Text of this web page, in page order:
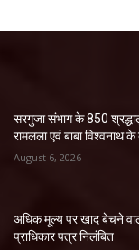
सरगुजा संभाग के 850
रामलला एवं बाबा विश्वनाथ
August 6, 2026
अधिक मूल्य पर खाद बेचने
प्राधिकार पत्र निलंबित